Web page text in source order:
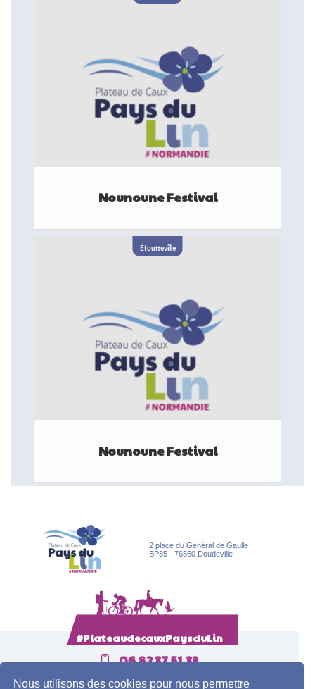
Nous utilisons des cookies pour nous permettre
Nounoune Festival
FESTIVAL
Étoutteville
Nounoune Festival
2 place du Général de Gaulle
BP35 - 76560 Doudeville
#PlateaudecauxPaysduLin
06 82 37 51 33